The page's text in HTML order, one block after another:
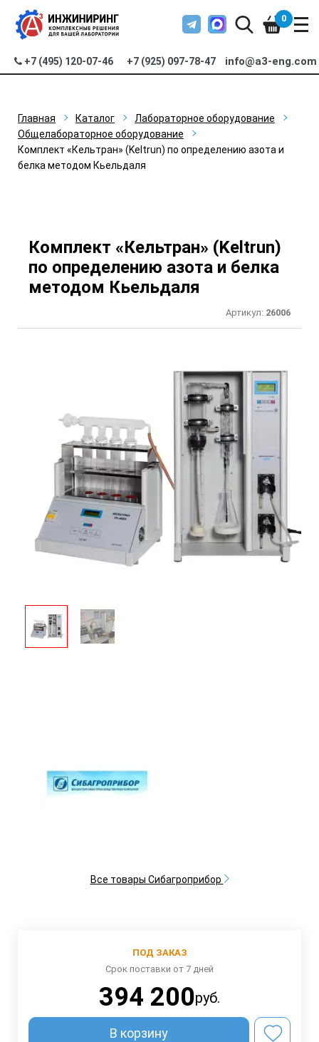
+7 (495) 120-07-46 +7 (925) 097-78-47 info@a3-eng.com
0
Главная Каталог
Лабораторное оборудование
Общелабораторное оборудование
Комплект «Кельтран» (Keltrun) по определению азота и
белка методом Кьельдаля
Комплект «Кельтран» (Keltrun)
по определению азота и белка
методом Кьельдаля
Артикул: 26006
Все товары Сибагроприбор
ПОД ЗАКАЗ
Срок поставки от 7 дней
394 200руб.
В корзину